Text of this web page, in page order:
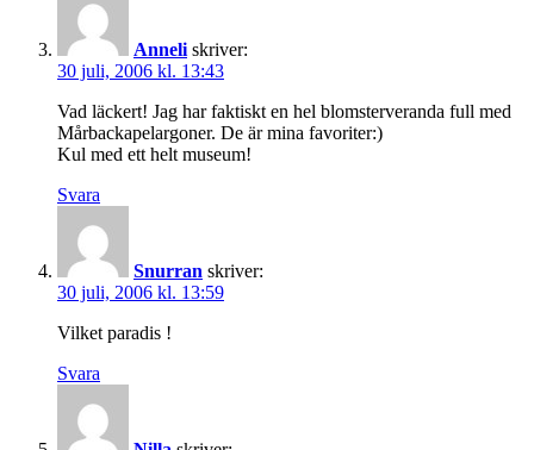
Anneli skriver:
30 juli, 2006 kl. 13:43
Vad läckert! Jag har faktiskt en hel blomsterveranda full med
Mårbackapelargoner. De är mina favoriter:)
Kul med ett helt museum!
Svara
Snurran skriver:
30 juli, 2006 kl. 13:59
Vilket paradis !
Svara